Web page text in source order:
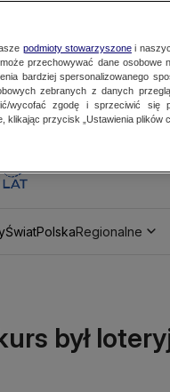
ŚwiatPolskaRegionalne
był
podmioty stowarzyszonei
przechowywać dane osobowe
bardziej spersonalizowanego
zebranych z danych
wycofać zgodę i sprzeciwić się
przycisk „Ustawienia plików